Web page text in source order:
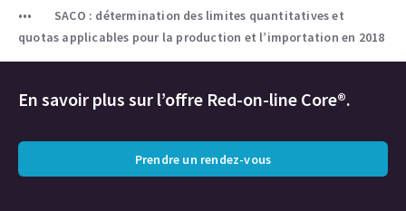
SACO : détermination des limites quantitatives et
quotas applicables pour la production et l’importation en 2018
En savoir plus sur l’offre Red-on-line Core®.
Prendre un rendez-vous